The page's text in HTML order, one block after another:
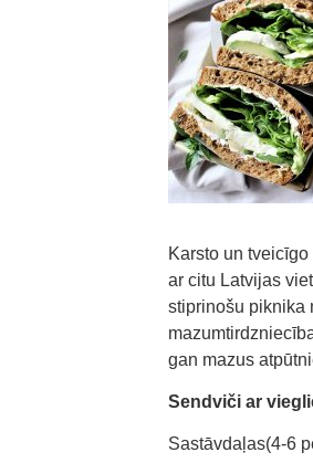
Karsto un
ar citu Latvijas
stiprinošu piknika
gan mazus
Sendviči ar
Sastāvdaļas(4-6